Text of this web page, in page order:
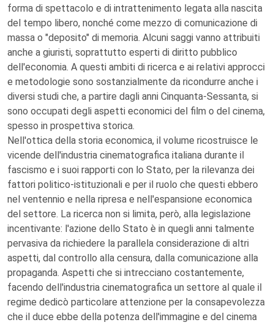
forma di spettacolo e di intrattenimento legata alla nascita
del tempo libero, nonché come mezzo di comunicazione di
massa o "deposito" di memoria. Alcuni saggi vanno attribuiti
anche a giuristi, soprattutto esperti di diritto pubblico
dell'economia. A questi ambiti di ricerca e ai relativi approcci
e metodologie sono sostanzialmente da ricondurre anche i
diversi studi che, a partire dagli anni Cinquanta-Sessanta, si
sono occupati degli aspetti economici del film o del cinema,
spesso in prospettiva storica.
Nell'ottica della storia economica, il volume ricostruisce le
vicende dell'industria cinematografica italiana durante il
fascismo e i suoi rapporti con lo Stato, per la rilevanza dei
fattori politico-istituzionali e per il ruolo che questi ebbero
nel ventennio e nella ripresa e nell'espansione economica
del settore. La ricerca non si limita, però, alla legislazione
incentivante: l'azione dello Stato è in quegli anni talmente
pervasiva da richiedere la parallela considerazione di altri
aspetti, dal controllo alla censura, dalla comunicazione alla
propaganda. Aspetti che si intrecciano costantemente,
facendo dell'industria cinematografica un settore al quale il
regime dedicò particolare attenzione per la consapevolezza
che il duce ebbe della potenza dell'immagine e del cinema